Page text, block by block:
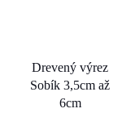
Drevený výrez
Sobík 3,5cm až
6cm